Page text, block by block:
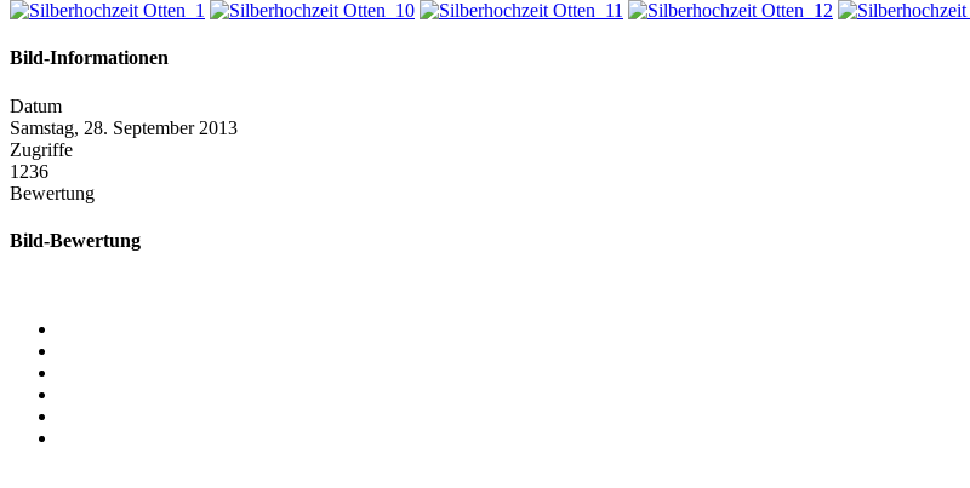
Bild-Informationen
Datum
Samstag, 28. September 2013
Zugriffe
1236
Bewertung
Bild-Bewertung